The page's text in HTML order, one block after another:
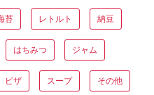
苔 レトルト 納豆
はちみつ ジャム
ピザ スープ その他